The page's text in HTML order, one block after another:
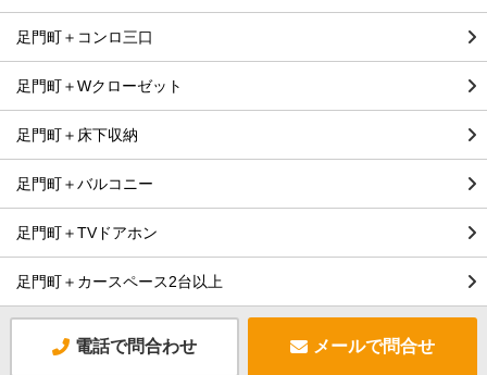
足門町＋コンロ三口
足門町＋Wクローゼット
足門町＋床下収納
足門町＋バルコニー
足門町＋TVドアホン
足門町＋カースペース2台以上
電話で問合わせ メールで問合せ